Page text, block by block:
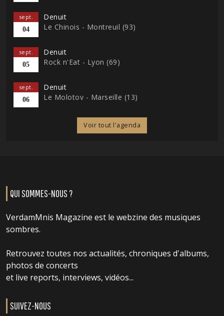
sept.
04
Denuit
Le Chinois - Montreuil (93)
sept.
05
Denuit
Rock n'Eat - Lyon (69)
sept.
06
Denuit
Le Molotov - Marseille (13)
Voir tout l'agenda
QUI SOMMES-NOUS ?
VerdamMnis Magazine est le webzine des musiques
sombres.
Retrouvez toutes nos actualités, chroniques d'albums,
photos de concerts
et live reports, interviews, vidéos...
SUIVEZ-NOUS